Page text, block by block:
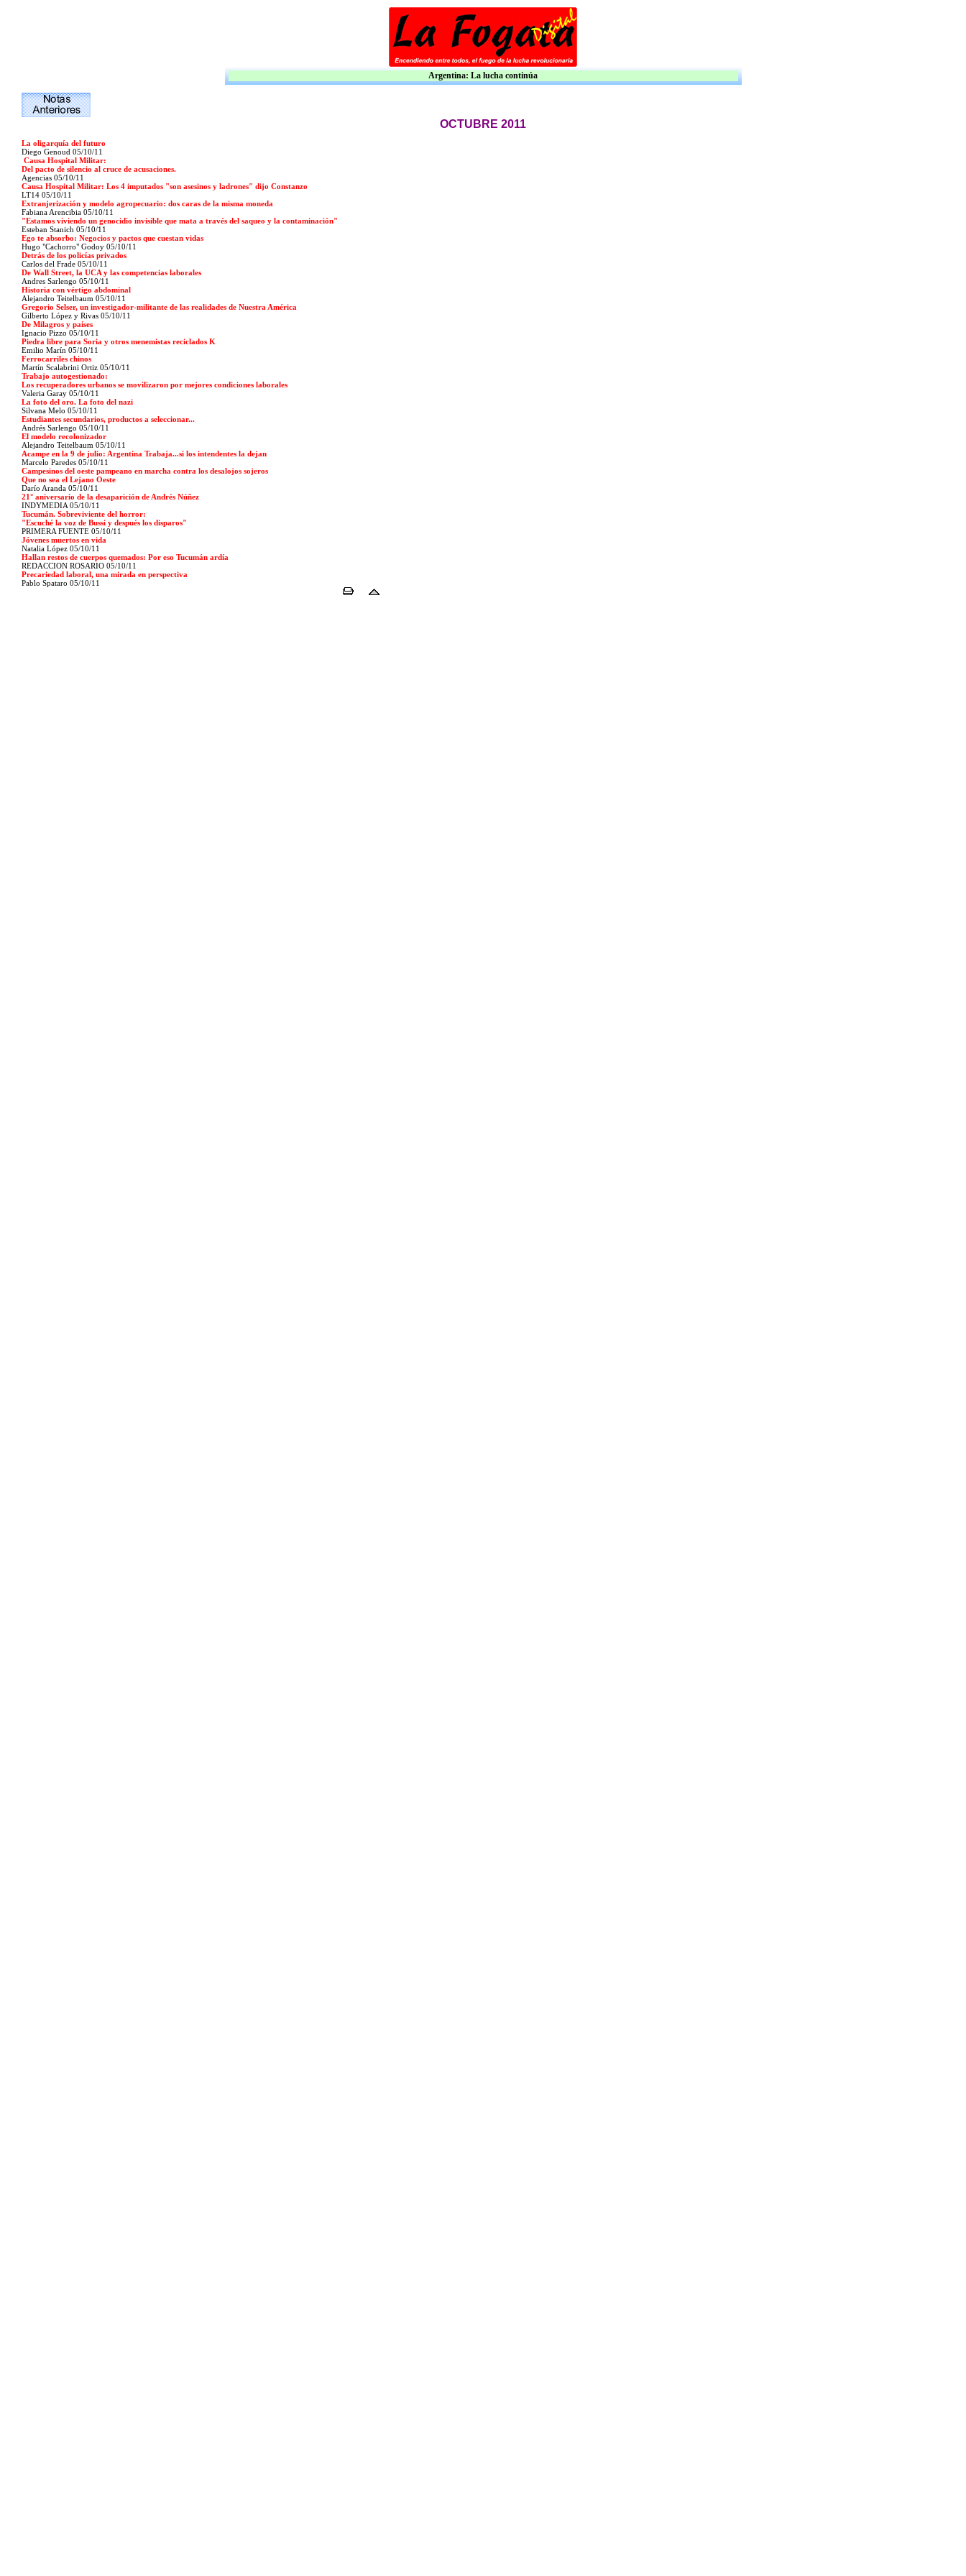
Argentina: La lucha continúa
OCTUBRE 2011
La oligarquía del futuro
Diego Genoud 05/10/11
Causa Hospital Militar:
Del pacto de silencio al cruce de acusaciones.
Agencias 05/10/11
Causa Hospital Militar: Los 4 imputados "son asesinos y ladrones" dijo Constanzo
LT14 05/10/11
Extranjerización y modelo agropecuario: dos caras de la misma moneda
Fabiana Arencibia 05/10/11
"Estamos viviendo un genocidio invisible que mata a través del saqueo y la contaminación"
Esteban Stanich 05/10/11
Ego te absorbo: Negocios y pactos que cuestan vidas
Hugo "Cachorro" Godoy 05/10/11
Detrás de los policías privados
Carlos del Frade 05/10/11
De Wall Street, la UCA y las competencias laborales
Andres Sarlengo 05/10/11
Historia con vértigo abdominal
Alejandro Teitelbaum 05/10/11
Gregorio Selser, un investigador-militante de las realidades de Nuestra América
Gilberto López y Rivas 05/10/11
De Milagros y países
Ignacio Pizzo 05/10/11
Piedra libre para Soria y otros menemistas reciclados K
Emilio Marín 05/10/11
Ferrocarriles chinos
Martín Scalabrini Ortiz 05/10/11
Trabajo autogestionado:
Los recuperadores urbanos se movilizaron por mejores condiciones laborales
Valeria Garay 05/10/11
La foto del oro. La foto del nazi
Silvana Melo 05/10/11
Estudiantes secundarios, productos a seleccionar...
Andrés Sarlengo 05/10/11
El modelo recolonizador
Alejandro Teitelbaum 05/10/11
Acampe en la 9 de julio: Argentina Trabaja...si los intendentes la dejan
Marcelo Paredes 05/10/11
Campesinos del oeste pampeano en marcha contra los desalojos sojeros
Que no sea el Lejano Oeste
Darío Aranda 05/10/11
21° aniversario de la desaparición de Andrés Núñez
INDYMEDIA 05/10/11
Tucumán. Sobreviviente del horror:
"Escuché la voz de Bussi y después los disparos"
PRIMERA FUENTE 05/10/11
Jóvenes muertos en vida
Natalia López 05/10/11
Hallan restos de cuerpos quemados: Por eso Tucumán ardía
REDACCION ROSARIO 05/10/11
Precariedad laboral, una mirada en perspectiva
Pablo Spataro 05/10/11